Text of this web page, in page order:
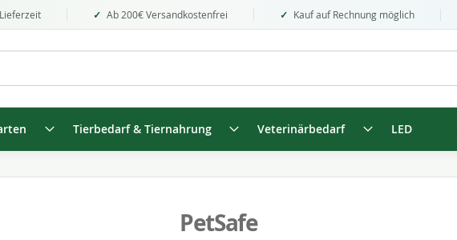
Ab 200€ Versandkostenfrei Kauf auf Rechnung möglich
Tierbedarf & Tiernahrung Veterinärbedarf LED
PetSafe